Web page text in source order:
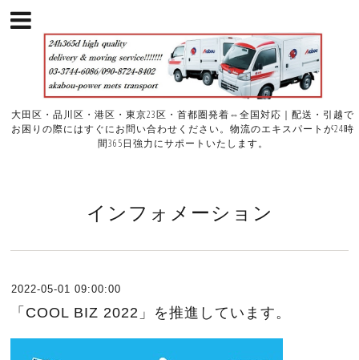
大田区・品川区・港区・東京23区・首都圏発着⇔全国対応｜配送・引越で
お困りの際にはすぐにお問い合わせください。物流のエキスパートが24時
間365日強力にサポートいたします。
インフォメーション
2022-05-01 09:00:00
「COOL BIZ 2022」を推進しています。